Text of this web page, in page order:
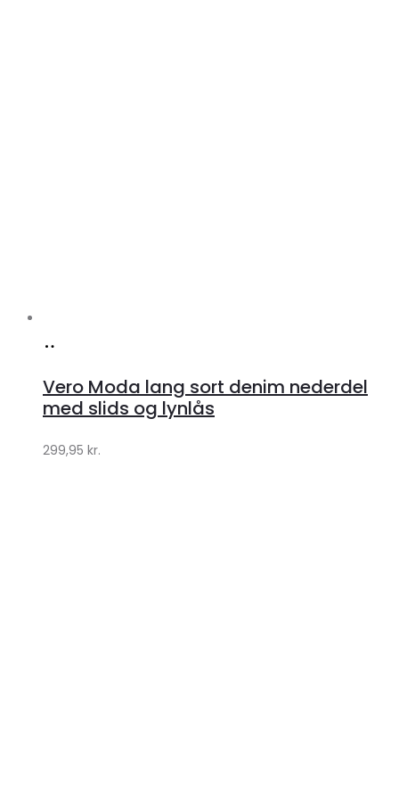
Klædeskabet.dk
Vero Moda lang sort denim nederdel
med slids og lynlås
299,95 kr.